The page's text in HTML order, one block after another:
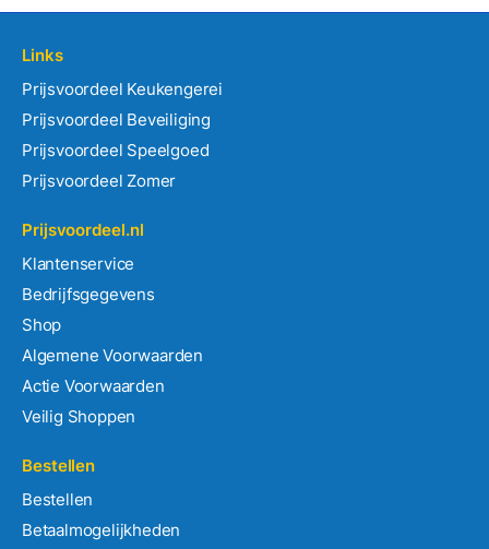
Links
Prijsvoordeel Keukengerei
Prijsvoordeel Beveiliging
Prijsvoordeel Speelgoed
Prijsvoordeel Zomer
Prijsvoordeel.nl
Klantenservice
Bedrijfsgegevens
Shop
Algemene Voorwaarden
Actie Voorwaarden
Veilig Shoppen
Bestellen
Bestellen
Betaalmogelijkheden